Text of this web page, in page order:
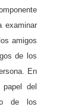
examinar
amigos
de los
En
del
de los